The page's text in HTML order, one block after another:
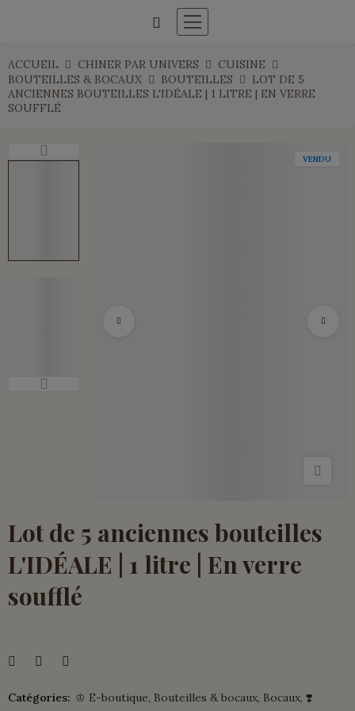
ACCUEIL CHINER PAR UNIVERS
CUISINE
BOUTEILLES & BOCAUX
BOUTEILLES
LOT DE 5
ANCIENNES BOUTEILLES L'IDÉALE | 1 LITRE | EN VERRE
SOUFFLÉ
VENDU
Lot de 5 anciennes bouteilles
L'IDÉALE | 1 litre | En verre
soufflé
Catégories: ♔ E-boutique Bouteilles & bocaux Bocaux ❣️